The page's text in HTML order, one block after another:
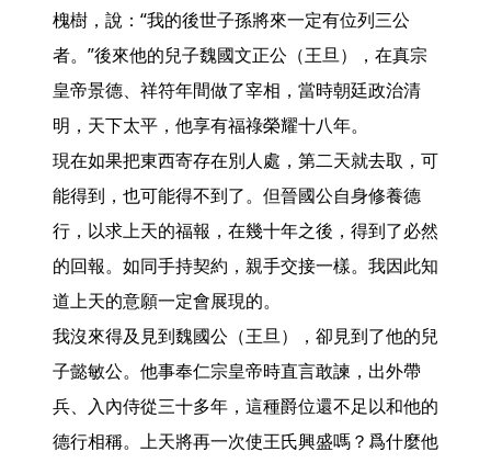
槐樹，說：“我的後世子孫將來一定有位列三公
者。”後來他的兒子魏國文正公（王旦），在真宗
皇帝景德、祥符年間做了宰相，當時朝廷政治清
明，天下太平，他享有福祿榮耀十八年。
現在如果把東西寄存在別人處，第二天就去取，可
能得到，也可能得不到了。但晉國公自身修養德
行，以求上天的福報，在幾十年之後，得到了必然
的回報。如同手持契約，親手交接一樣。我因此知
道上天的意願一定會展現的。
我沒來得及見到魏國公（王旦），卻見到了他的兒
子懿敏公。他事奉仁宗皇帝時直言敢諫，出外帶
兵、入內侍從三十多年，這種爵位還不足以和他的
德行相稱。上天將再一次使王氏興盛嗎？爲什麼他